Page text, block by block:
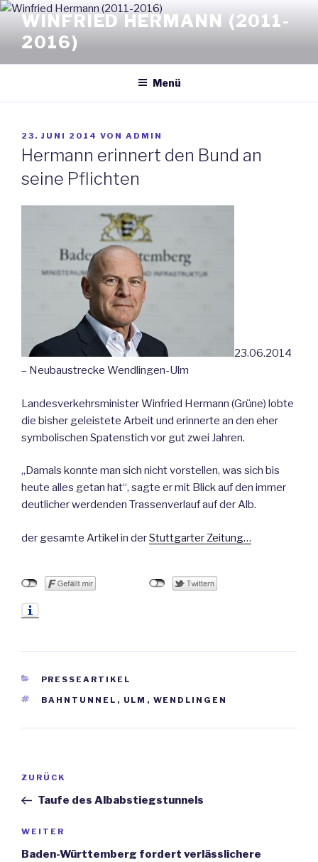
Zum
Inhalt
springen
WINFRIED HERMANN (2011-
2016)
Menü
VERÖFFENTLICHT
AM
23. JUNI 2014 VON ADMIN
Hermann erinnert den Bund an
seine Pflichten
23.06.2014
– Neubaustrecke Wendlingen-Ulm
Landesverkehrsminister Winfried Hermann (Grüne) lobte
die bisher geleistete Arbeit und erinnerte an den eher
symbolischen Spatenstich vor gut zwei Jahren.
„Damals konnte man sich nicht vorstellen, was sich bis
heute alles getan hat“, sagte er mit Blick auf den immer
deutlicher werdenden Trassenverlauf auf der Alb.
der gesamte Artikel in derStuttgarter Zeitung…
KATEGORIEN
PRESSEARTIKEL
SCHLAGWÖRTER
BAHNTUNNEL , ULM , WENDLINGEN
Beitrags-
Vorheriger
Beitrag
ZURÜCK
Taufe des Albabstiegstunnels
Nächster
Beitrag
WEITER
Baden-Württemberg fordert verlässlichere